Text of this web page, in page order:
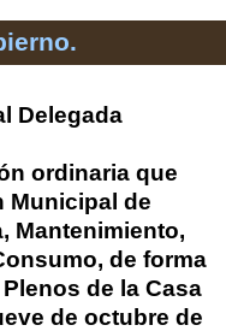
Delegada
ordinaria que
Municipal de
Mantenimiento,
de forma
de la Casa
de octubre de